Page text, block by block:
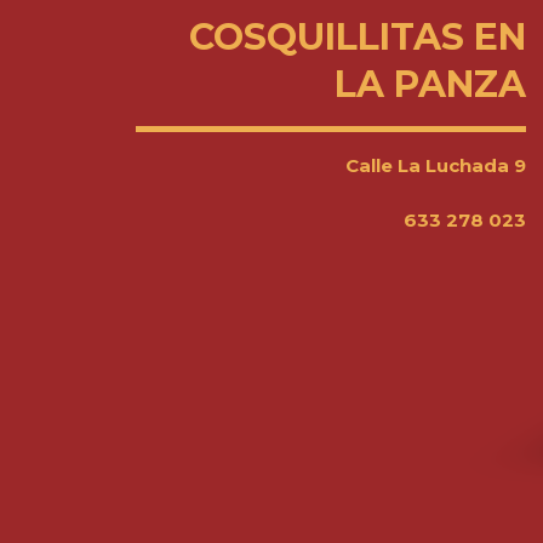
COSQUILLITAS EN
LA PANZA
Calle La Luchada 9
633 278 023